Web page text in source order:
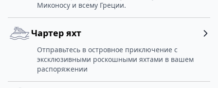
Миконосу и всему Греции.
Чартер яхт
Отправьтесь в островное приключение с
эксклюзивными роскошными яхтами в вашем
распоряжении